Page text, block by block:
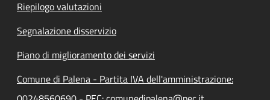
Riepilogo valutazioni
Segnalazione disservizio
Piano di miglioramento dei servizi
Comune di Palena - Partita IVA dell'amministrazione: